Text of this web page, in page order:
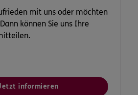
mit uns oder möchten
können Sie uns Ihre
informieren